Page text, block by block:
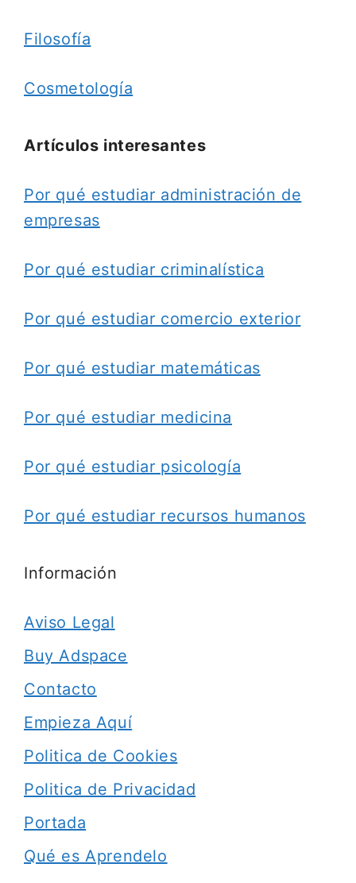
Filosofía
Cosmetología
Artículos interesantes
Por qué estudiar administración de
empresas
Por qué estudiar criminalística
Por qué estudiar comercio exterior
Por qué estudiar matemáticas
Por qué estudiar medicina
Por qué estudiar psicología
Por qué estudiar recursos humanos
Información
Aviso Legal
Buy Adspace
Contacto
Empieza Aquí
Politica de Cookies
Politica de Privacidad
Portada
Qué es Aprendelo